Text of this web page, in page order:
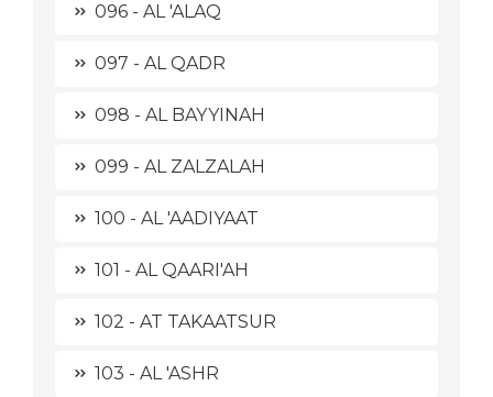
096 - AL 'ALAQ
097 - AL QADR
098 - AL BAYYINAH
099 - AL ZALZALAH
100 - AL 'AADIYAAT
101 - AL QAARI'AH
102 - AT TAKAATSUR
103 - AL 'ASHR